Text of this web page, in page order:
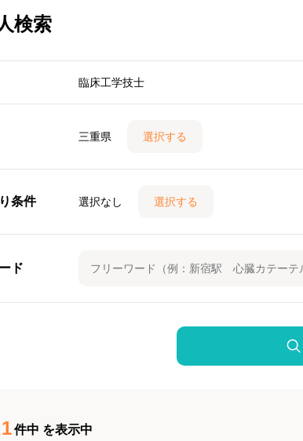
検索
臨床工学技士
三重県 選択する
条件 選択なし 選択する
ド
1件中 を表示中